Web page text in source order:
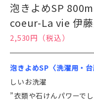
泡きよめSP
coeur-La vie 伊藤
2,530円（税込）
泡きよめSP〈洗濯用・台
しいお洗濯
”衣類や石けんパワーで